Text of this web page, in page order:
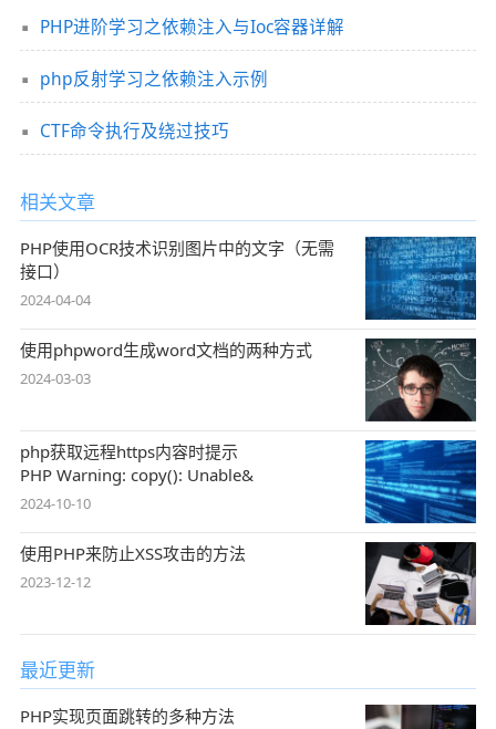
PHP进阶学习之依赖注入与Ioc容器详解
php反射学习之依赖注入示例
CTF命令执行及绕过技巧
相关文章
PHP使用OCR技术识别图片中的文字（无需
接口）
2024-04-04
使用phpword生成word文档的两种方式
2024-03-03
php获取远程https内容时提示
PHP Warning: copy(): Unable&
2024-10-10
使用PHP来防止XSS攻击的方法
2023-12-12
最近更新
PHP实现页面跳转的多种方法